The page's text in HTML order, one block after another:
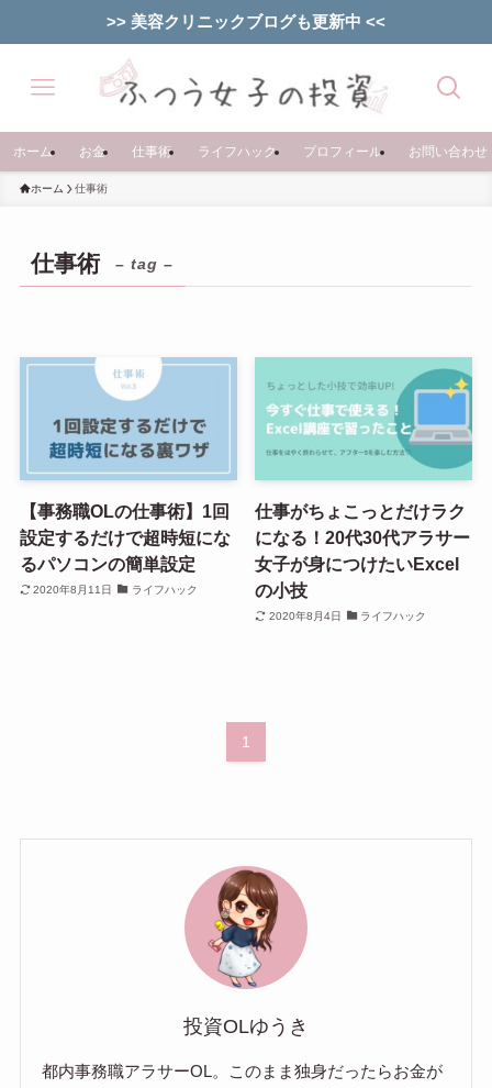
>> 美容クリニックブログも更新中 <<
ホーム お金 仕事術 ライフハック プロフィール お問い合わせ
ホーム 仕事術
仕事術 – tag –
【事務職OLの仕事術】1回
設定するだけで超時短にな
るパソコンの簡単設定
2020年8月11日 ライフハック
仕事がちょこっとだけラク
になる！20代30代アラサー
女子が身につけたいExcel
の小技
2020年8月4日 ライフハック
1
投資OLゆうき
都内事務職アラサーOL。このまま独身だったらお金が